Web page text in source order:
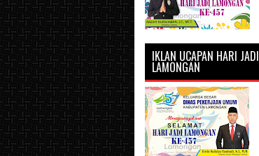
IKLAN UCAPAN HARI JADI
LAMONGAN